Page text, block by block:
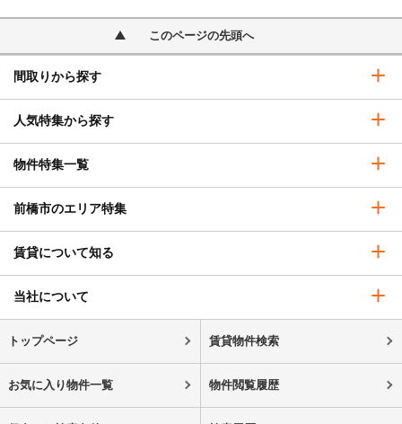
このページの先頭へ
間取りから探す
人気特集から探す
物件特集一覧
前橋市のエリア特集
賃貸について知る
当社について
トップページ 賃貸物件検索
お気に入り物件一覧 物件閲覧履歴